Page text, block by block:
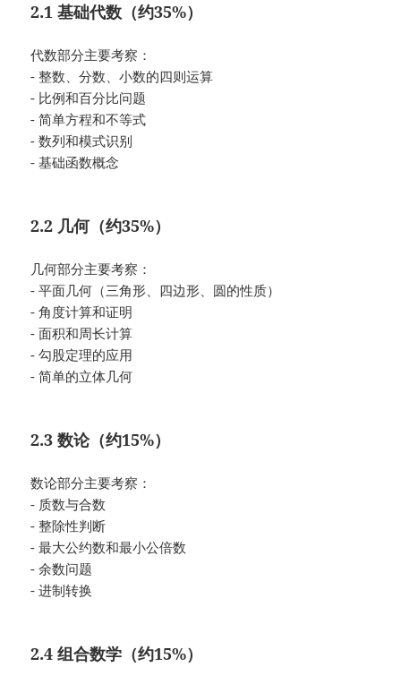
2.1 基础代数（约35%）
代数部分主要考察：
- 整数、分数、小数的四则运算
- 比例和百分比问题
- 简单方程和不等式
- 数列和模式识别
- 基础函数概念
2.2 几何（约35%）
几何部分主要考察：
- 平面几何（三角形、四边形、圆的性质）
- 角度计算和证明
- 面积和周长计算
- 勾股定理的应用
- 简单的立体几何
2.3 数论（约15%）
数论部分主要考察：
- 质数与合数
- 整除性判断
- 最大公约数和最小公倍数
- 余数问题
- 进制转换
2.4 组合数学（约15%）